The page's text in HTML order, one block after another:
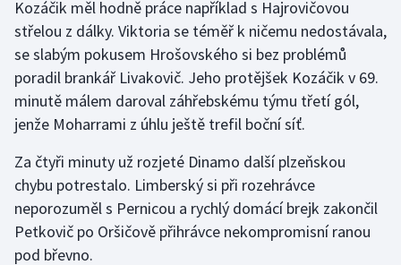
Kozáčik měl hodně práce například s Hajrovičovou
střelou z dálky. Viktoria se téměř k ničemu nedostávala,
se slabým pokusem Hrošovského si bez problémů
poradil brankář Livakovič. Jeho protějšek Kozáčik v 69.
minutě málem daroval záhřebskému týmu třetí gól,
jenže Moharrami z úhlu ještě trefil boční síť.
Za čtyři minuty už rozjeté Dinamo další plzeňskou
chybu potrestalo. Limberský si při rozehrávce
neporozuměl s Pernicou a rychlý domácí brejk zakončil
Petkovič po Oršičově přihrávce nekompromisní ranou
pod břevno.